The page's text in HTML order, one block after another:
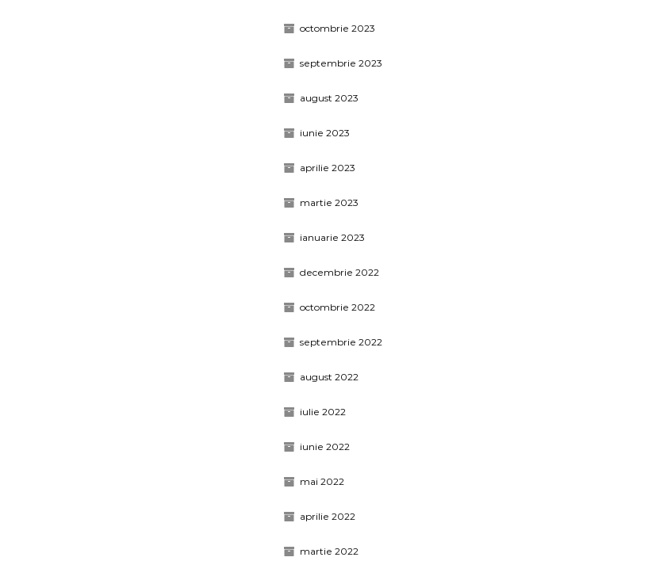
octombrie 2023
septembrie 2023
august 2023
iunie 2023
aprilie 2023
martie 2023
ianuarie 2023
decembrie 2022
octombrie 2022
septembrie 2022
august 2022
iulie 2022
iunie 2022
mai 2022
aprilie 2022
martie 2022